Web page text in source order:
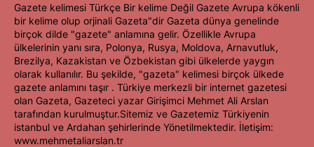
Gazete kelimesi Türkçe Bir kelime Değil Gazete Avrupa kökenli
bir kelime olup orjinali Gazeta"dir Gazeta dünya genelinde
birçok dilde "gazete" anlamına gelir. Özellikle Avrupa
ülkelerinin yanı sıra, Polonya, Rusya, Moldova, Arnavutluk,
Brezilya, Kazakistan ve Özbekistan gibi ülkelerde yaygın
olarak kullanılır. Bu şekilde, "gazeta" kelimesi birçok ülkede
gazete anlamını taşır . Türkiye merkezli bir internet gazetesi
olan Gazeta, Gazeteci yazar Girişimci Mehmet Ali Arslan
tarafından kurulmuştur.Sitemiz ve Gazetemiz Türkiyenin
istanbul ve Ardahan şehirlerinde Yönetilmektedir. İletişim:
www.mehmetaliarslan.tr